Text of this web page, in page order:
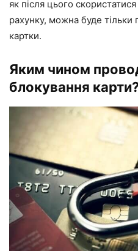
як після цього
рахунку, можна буде тільки
картки.
Яким чином
блокування